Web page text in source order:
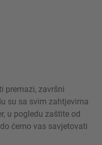
premazi, završni
su sa svim zahtjevima
u pogledu zaštite od
ćemo vas savjetovati